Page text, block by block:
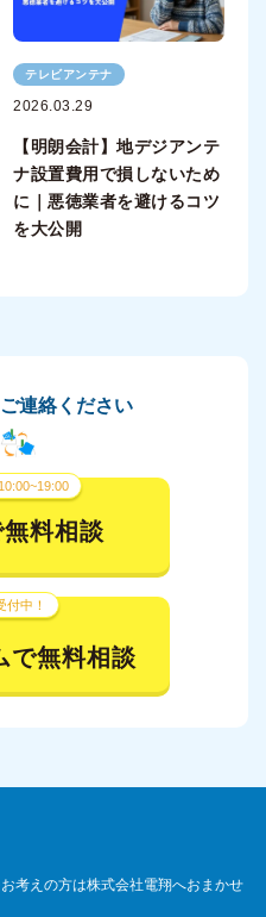
テレビアンテナ
2026.03.29
【明朗会計】地デジアンテ
ナ設置費用で損しないため
に｜悪徳業者を避けるコツ
を大公開
連絡ください
料相談
付中！
で無料相談
考えの方は株式会社電翔へおまかせ